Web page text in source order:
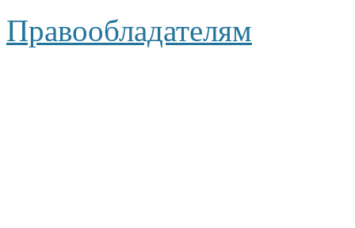
Правообладателям